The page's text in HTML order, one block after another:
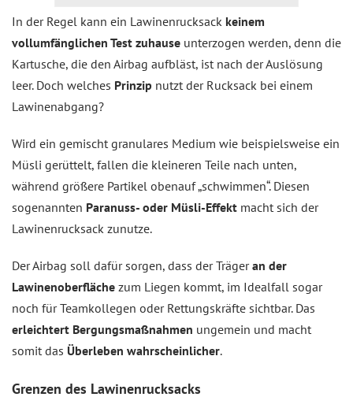
In der Regel kann ein Lawinenrucksack keinem
vollumfänglichen Test zuhause unterzogen werden, denn die
Kartusche, die den Airbag aufbläst, ist nach der Auslösung
leer. Doch welches Prinzip nutzt der Rucksack bei einem
Lawinenabgang?
Wird ein gemischt granulares Medium wie beispielsweise ein
Müsli gerüttelt, fallen die kleineren Teile nach unten,
während größere Partikel obenauf „schwimmen“. Diesen
sogenannten Paranuss- oder Müsli-Effekt macht sich der
Lawinenrucksack zunutze.
Der Airbag soll dafür sorgen, dass der Trägeran der
Lawinenoberfläche zum Liegen kommt, im Idealfall sogar
noch für Teamkollegen oder Rettungskräfte sichtbar. Das
erleichtert Bergungsmaßnahmen ungemein und macht
somit das Überleben wahrscheinlicher.
Grenzen des Lawinenrucksacks